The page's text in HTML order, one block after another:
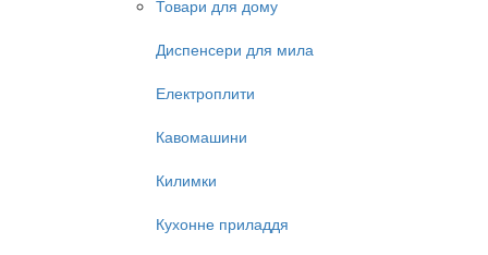
Товари для дому
Диспенсери для мила
Електроплити
Кавомашини
Килимки
Кухонне приладдя